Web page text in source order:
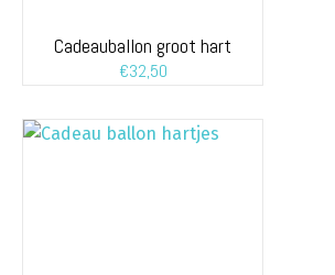
Cadeauballon groot hart
€32,50